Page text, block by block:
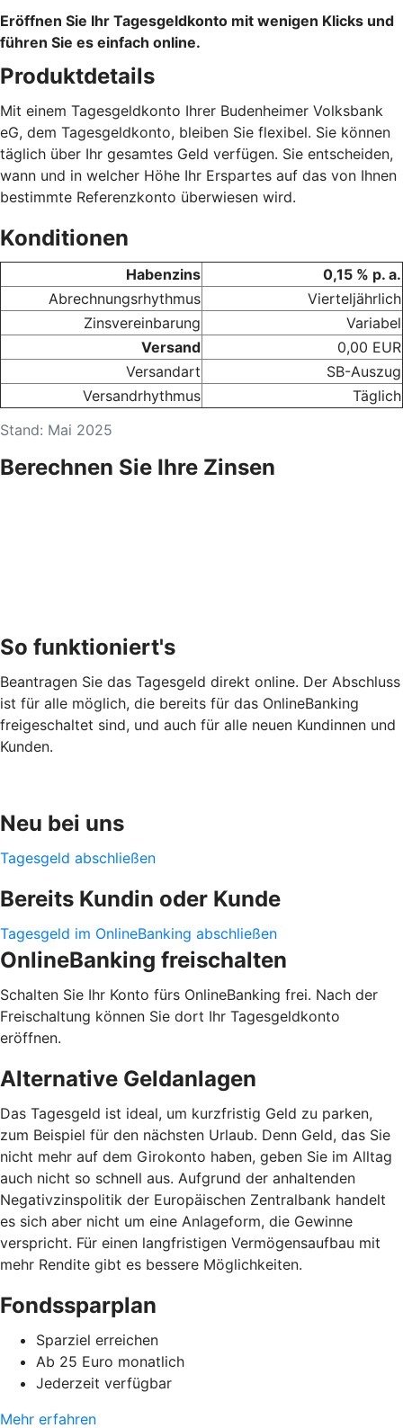
Eröffnen Sie Ihr Tagesgeldkonto mit wenigen Klicks und
führen Sie es einfach online.
Produktdetails
Mit einem Tagesgeldkonto Ihrer Budenheimer Volksbank
eG, dem Tagesgeldkonto, bleiben Sie flexibel. Sie können
täglich über Ihr gesamtes Geld verfügen. Sie entscheiden,
wann und in welcher Höhe Ihr Erspartes auf das von Ihnen
bestimmte Referenzkonto überwiesen wird.
Konditionen
Stand: Mai 2025
Habenzins
0,15 % p. a.
Abrechnungsrhythmus
Vierteljährlich
Zinsvereinbarung
Variabel
Versand
0,00 EUR
Versandart
SB-Auszug
Versandrhythmus
Täglich
Berechnen Sie Ihre Zinsen
So funktioniert's
Beantragen Sie das Tagesgeld direkt online. Der Abschluss
ist für alle möglich, die bereits für das OnlineBanking
freigeschaltet sind, und auch für alle neuen Kundinnen und
Kunden.
Neu bei uns
Tagesgeld abschließen
Bereits Kundin oder Kunde
Tagesgeld im OnlineBanking abschließen
OnlineBanking freischalten
Schalten Sie Ihr Konto fürs OnlineBanking frei. Nach der
Freischaltung können Sie dort Ihr Tagesgeldkonto
eröffnen.
Alternative Geldanlagen
Das Tagesgeld ist ideal, um kurzfristig Geld zu parken,
zum Beispiel für den nächsten Urlaub. Denn Geld, das Sie
nicht mehr auf dem Girokonto haben, geben Sie im Alltag
auch nicht so schnell aus. Aufgrund der anhaltenden
Negativzinspolitik der Europäischen Zentralbank handelt
es sich aber nicht um eine Anlageform, die Gewinne
verspricht. Für einen langfristigen Vermögensaufbau mit
mehr Rendite gibt es bessere Möglichkeiten.
Fondssparplan
Sparziel erreichen
Ab 25 Euro monatlich
Jederzeit verfügbar
Mehr erfahren